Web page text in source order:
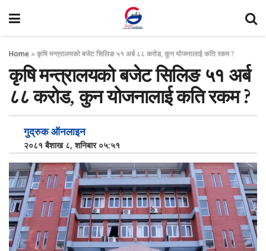
Home »कृषि मन्त्रालयको बजेट सिलिङ ५१ अर्ब ८८ करोड, कुन योजनालाई कति रकम ?
कृषि मन्त्रालयको बजेट सिलिङ ५१ अर्ब
८८ करोड, कुन योजनालाई कति रकम ?
गुद्रुक ऑनलाइन
२०८१ बैशाख ८, शनिबार ०५:५१